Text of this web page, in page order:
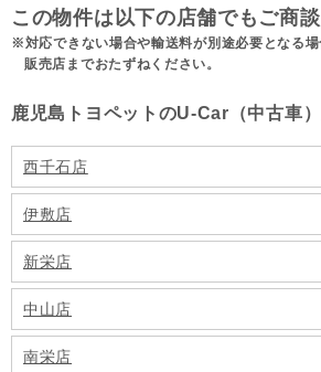
この物件は以下の店舗でもご商
対応できない場合や輸送料が別途必要となる
販売店までおたずねください。
鹿児島トヨペットのU-Car（中古車
西千石店
伊敷店
新栄店
中山店
南栄店